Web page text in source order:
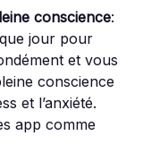
conscience:
jour pour
et vous
conscience
et l’anxiété.
app comme